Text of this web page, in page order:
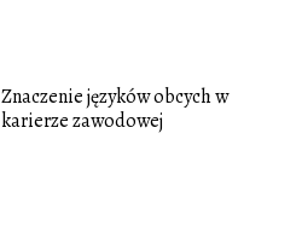
Znaczenie języków obcych w
karierze zawodowej